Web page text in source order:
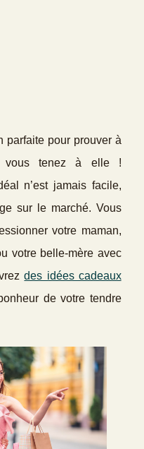
parfaite pour prouver à
vous tenez à elle !
n’est jamais facile,
sur le marché. Vous
votre maman,
votre belle-mère avec
des idées cadeaux
de votre tendre